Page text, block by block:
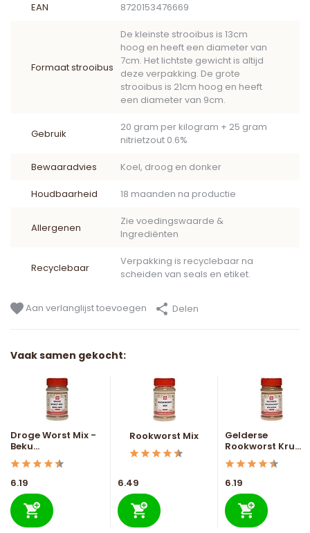
EAN 8720153476669
Formaat strooibus
De kleinste strooibus is 13cm
hoog en heeft een diameter van
7cm. Het lichtste gewicht is altijd
deze verpakking. De grote
strooibus is 21cm hoog en heeft
een diameter van 9cm.
Gebruik
20 gram per kilogram + 25 gram
nitrietzout 0.6%
Bewaaradvies Koel, droog en donker
Houdbaarheid 18 maanden na productie
Allergenen
Zie voedingswaarde &
Ingrediënten
Recyclebaar
Verpakking is recyclebaar na
scheiden van seals en etiket.
Aan verlanglijst toevoegen Delen
Vaak samen gekocht:
Droge Worst Mix -
Beku...
6.19
Rookworst Mix
6.49
Gelderse
Rookworst Kru...
6.19